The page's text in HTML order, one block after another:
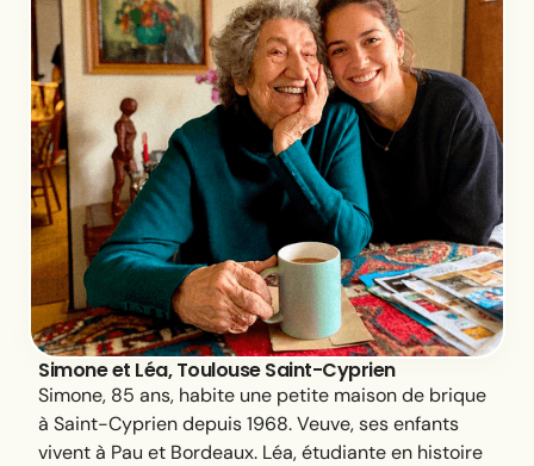
Simone et Léa, Toulouse Saint-Cyprien
Simone, 85 ans, habite une petite maison de brique
à Saint-Cyprien depuis 1968. Veuve, ses enfants
vivent à Pau et Bordeaux. Léa, étudiante en histoire